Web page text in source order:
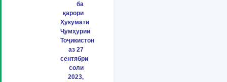
ба
қарори
Ҳукумати
Ҷумҳурии
Тоҷикистон
аз 27
сентябри
соли
2023,